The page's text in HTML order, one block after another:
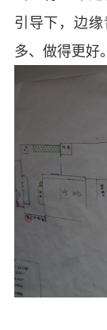
引导下，边
多、做得更好。